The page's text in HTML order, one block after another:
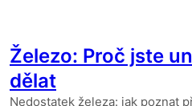
Železo: Proč jste
dělat
Nedostatek železa: jak poznat